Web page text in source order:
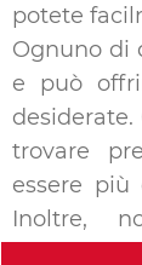
potete
Ognuno di
e può
trovare
essere più
Inoltre,